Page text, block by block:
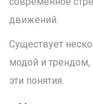
движений.
Существует
модой и трендом,
эти понятия.